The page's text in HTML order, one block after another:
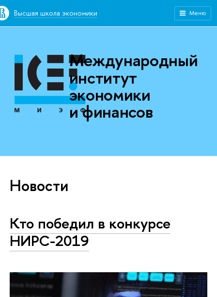
Высшая школа экономики Меню
Международный
институт
экономики
и финансов
Новости
Кто победил в конкурсе
НИРС-2019